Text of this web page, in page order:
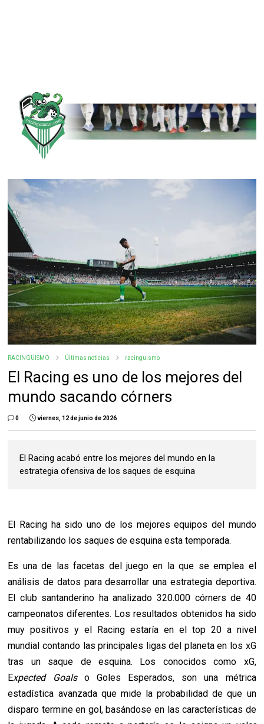
RACINGUISMO Últimas noticias racinguismo
El Racing es uno de los mejores del
mundo sacando córners
0 viernes, 12 de junio de 2026
El Racing acabó entre los mejores del mundo en la
estrategia ofensiva de los saques de esquina
El Racing ha sido uno de los mejores equipos del mundo
rentabilizando los saques de esquina esta temporada.
Es una de las facetas del juego en la que se emplea el
análisis de datos para desarrollar una estrategia deportiva.
El club santanderino ha analizado 320.000 córners de 40
campeonatos diferentes. Los resultados obtenidos ha sido
muy positivos y el Racing estaría en el top 20 a nivel
mundial contando las principales ligas del planeta en los xG
tras un saque de esquina. Los conocidos como xG,
Expected Goalso Goles Esperados, son una métrica
estadística avanzada que mide la probabilidad de que un
disparo termine en gol, basándose en las características de